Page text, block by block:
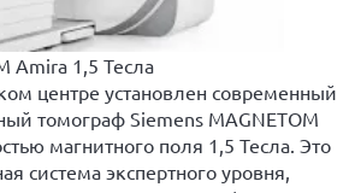
Amira 1,5 Тесла
центре установлен современный
томограф Siemens MAGNETOM
магнитного поля 1,5 Тесла. Это
система экспертного уровня,